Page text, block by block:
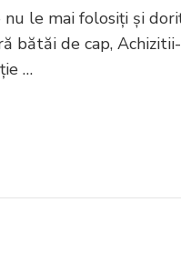
nu le mai folosiți și
bătăi de cap, Achizitii-
…